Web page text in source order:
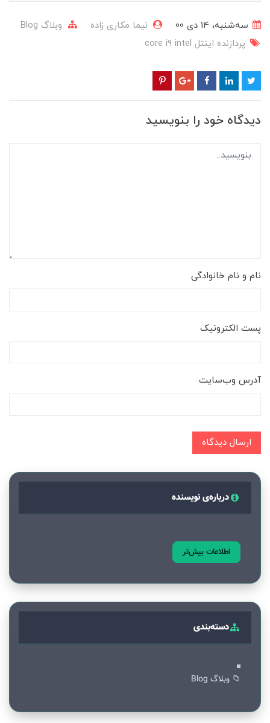
ﺳﻪشنبه، 14 دی 00 نیما مکاری زاده
وبلاگ Blog
پردازنده اینتل core i9 intel
دیدگاه خود را بنویسید
نام و نام خانوادگی
پست الکترونیک
آدرس وب‌سایت
ارسال دیدگاه
درباره‌ی نویسنده
اطلاعات بیش‌تر
دسته‌بندی
📁 وبلاگ Blog